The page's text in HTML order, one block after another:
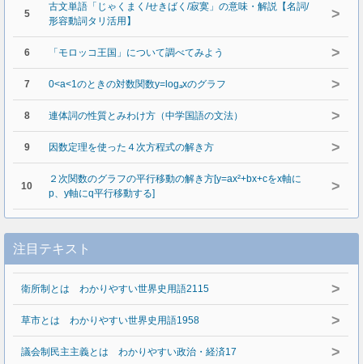
5
古文単語「じゃくまく/せきばく/寂寞」の意味・解説【名詞/
形容動詞タリ活用】
>
6 「モロッコ王国」について調べてみよう >
7 0<a<1のときの対数関数y=logₐxのグラフ >
8 連体詞の性質とみわけ方（中学国語の文法） >
9 因数定理を使った４次方程式の解き方 >
10
２次関数のグラフの平行移動の解き方[y=ax²+bx+cをx軸に
p、y軸にq平行移動する]
>
注目テキスト
衛所制とは わかりやすい世界史用語2115 >
草市とは わかりやすい世界史用語1958 >
議会制民主主義とは わかりやすい政治・経済17 >